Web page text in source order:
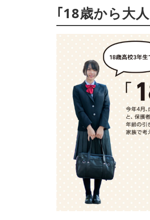
｢18歳から大